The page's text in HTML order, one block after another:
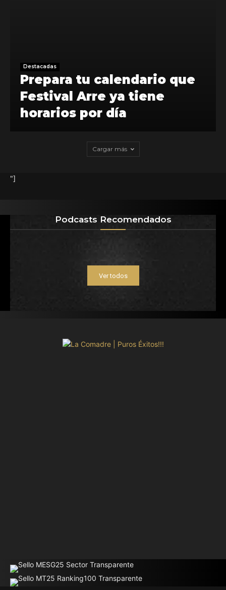
Destacadas
Prepara tu calendario que
Festival Arre ya tiene
horarios por día
Cargar más
"]
Podcasts Recomendados
Ver todos